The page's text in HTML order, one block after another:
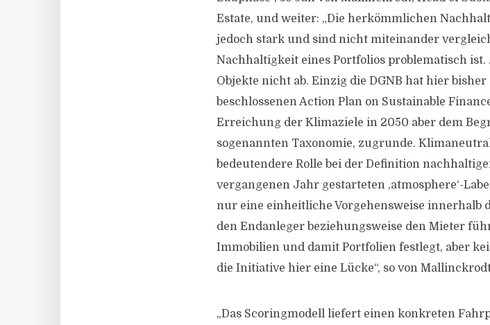
Estate, und weiter: „Die herkömmlichen
jedoch stark und sind nicht miteinander
Nachhaltigkeit eines Portfolios problematisch
Objekte nicht ab. Einzig die DGNB hat hier
beschlossenen Action Plan on Sustainable
Erreichung der Klimaziele in 2050 aber dem
sogenannten Taxonomie, zugrunde.
bedeutendere Rolle bei der Definition
vergangenen Jahr gestarteten ,atmosphere‘-
nur eine einheitliche Vorgehensweise innerhalb
den Endanleger beziehungsweise den Mieter
Immobilien und damit Portfolien festlegt, aber
die Initiative hier eine Lücke“, so von
„Das Scoringmodell liefert einen konkreten